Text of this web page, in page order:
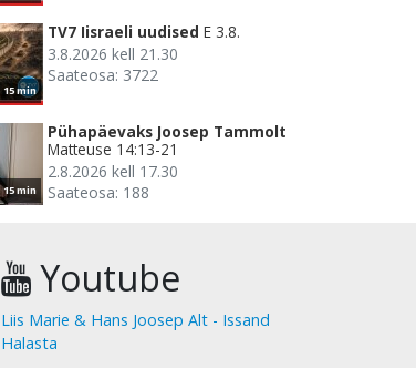
15 min
TV7 Iisraeli uudised E 3.8.
3.8.2026 kell 21.30
Saateosa: 3722
15 min
Pühapäevaks Joosep Tammolt
Matteuse 14:13-21
2.8.2026 kell 17.30
Saateosa: 188
Youtube
Liis Marie & Hans Joosep Alt - Issand
Halasta